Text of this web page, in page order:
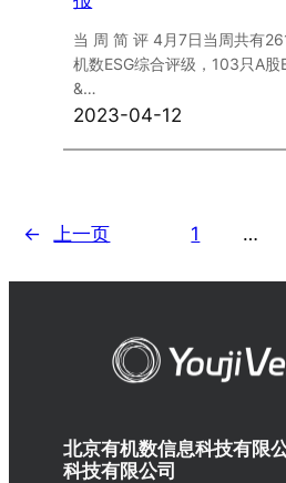
当 周 简 评 4月7日当周共有
机数ESG综合评级，103只A股
&…
2023-04-12
← 上一页 1 …
北京有机数信息科技有限
科技有限公司